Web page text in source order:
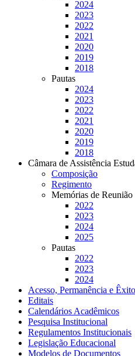
2024
2023
2022
2021
2020
2019
2018
Pautas
2024
2023
2022
2021
2020
2019
2018
Câmara de Assistência
Composição
Regimento
Memórias de Reunião
2022
2023
2024
2025
Pautas
2022
2023
2024
Acesso, Permanência e Êxito
Editais
Calendários Acadêmicos
Pesquisa Institucional
Regulamentos Institucionais
Legislação Educacional
Modelos de Documentos